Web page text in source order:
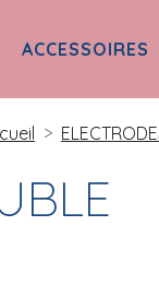
ACCESSOIRES